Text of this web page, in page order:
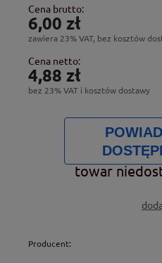
Cena brutto:
6,00 zł
zawiera 23% VAT, bez kosztów
Cena netto:
4,88 zł
bez 23% VAT i kosztów dostawy
towar
Producent: